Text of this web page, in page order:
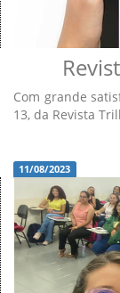
Com grande
13, da Revista
11/08/2023